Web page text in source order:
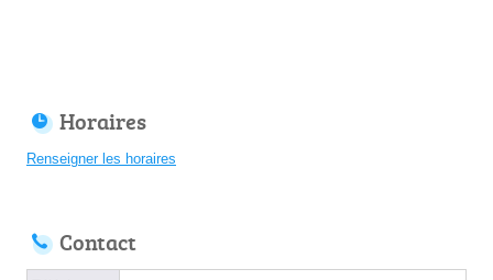
Horaires
Renseigner les horaires
Contact